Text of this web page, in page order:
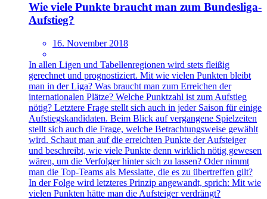
Wie viele Punkte braucht man zum Bundesliga-
Aufstieg?
16. November 2018
In allen Ligen und Tabellenregionen wird stets fleißig
gerechnet und prognostiziert. Mit wie vielen Punkten bleibt
man in der Liga? Was braucht man zum Erreichen der
internationalen Plätze? Welche Punktzahl ist zum Aufstieg
nötig? Letztere Frage stellt sich auch in jeder Saison für einige
Aufstiegskandidaten. Beim Blick auf vergangene Spielzeiten
stellt sich auch die Frage, welche Betrachtungsweise gewählt
wird. Schaut man auf die erreichten Punkte der Aufsteiger
und beschreibt, wie viele Punkte denn wirklich nötig gewesen
wären, um die Verfolger hinter sich zu lassen? Oder nimmt
man die Top-Teams als Messlatte, die es zu übertreffen gilt?
In der Folge wird letzteres Prinzip angewandt, sprich: Mit wie
vielen Punkten hätte man die Aufsteiger verdrängt?